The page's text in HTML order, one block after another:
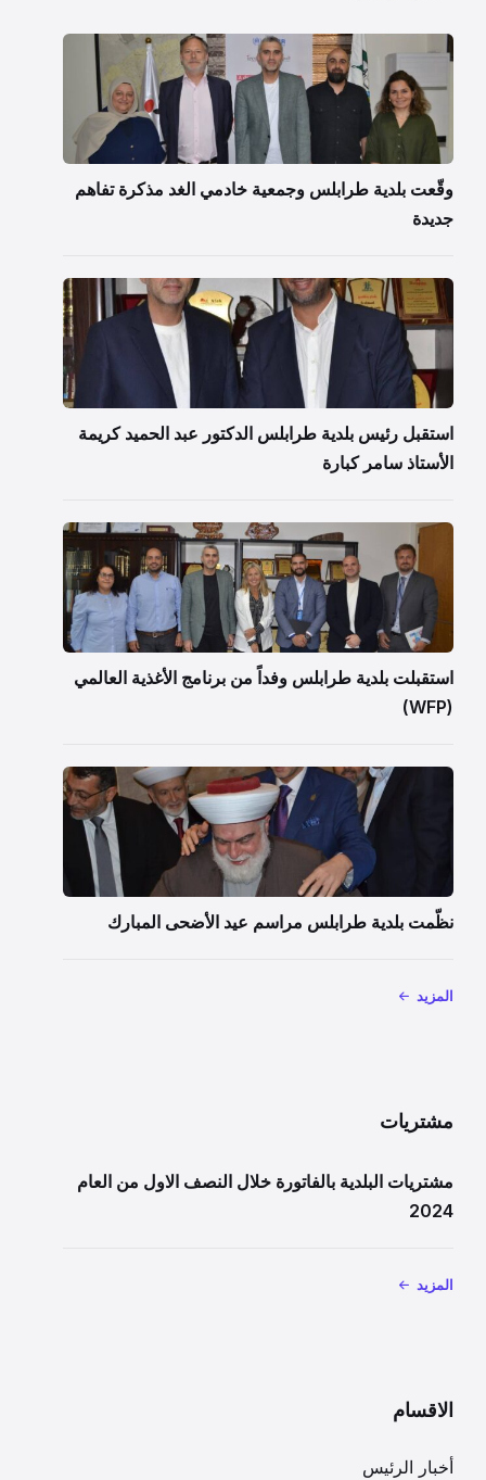
وقّعت بلدية طرابلس وجمعية خادمي الغد مذكرة تفاهم
جديدة
استقبل رئيس بلدية طرابلس الدكتور عبد الحميد كريمة
الأستاذ سامر كبارة
استقبلت بلدية طرابلس وفداً من برنامج الأغذية العالمي
(WFP)
نظّمت بلدية طرابلس مراسم عيد الأضحى المبارك
المزيد
مشتريات
مشتريات البلدية بالفاتورة خلال النصف الاول من العام
2024
المزيد
الاقسام
أخبار الرئيس